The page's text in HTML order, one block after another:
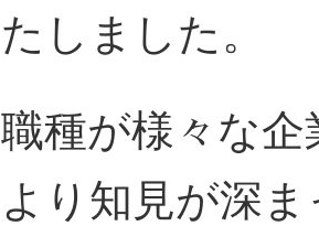
たしました。
職種が様々な
より知見が深